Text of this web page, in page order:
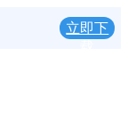
立即下